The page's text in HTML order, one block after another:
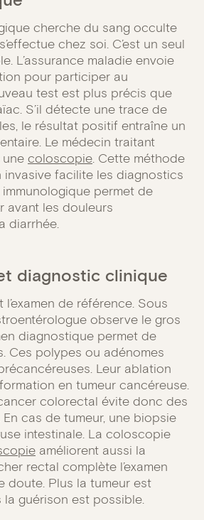
cherche du sang occulte
chez soi. C’est un seul
L’assurance maladie envoie
pour participer au
test est plus précis que
S’il détecte une trace de
le résultat positif entraîne un
Le médecin traitant
coloscopie. Cette méthode
facilite les diagnostics
permet de
avant les douleurs
diarrhée.
diagnostic clinique
de référence. Sous
observe le gros
diagnostique permet de
Ces polypes ou adénomes
Leur ablation
en tumeur cancéreuse.
colorectal évite donc des
cas de tumeur, une biopsie
intestinale. La coloscopie
améliorent aussi la
rectal complète l’examen
doute. Plus la tumeur est
guérison est possible.